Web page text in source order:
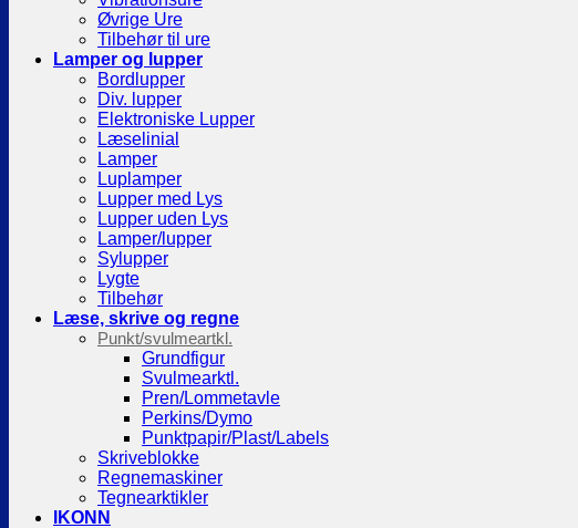
Øvrige Ure
Tilbehør til ure
Lamper og lupper
Bordlupper
Div. lupper
Elektroniske Lupper
Læselinial
Lamper
Luplamper
Lupper med Lys
Lupper uden Lys
Lamper/lupper
Sylupper
Lygte
Tilbehør
Læse, skrive og regne
Punkt/svulmeartkl.
Grundfigur
Svulmearktl.
Pren/Lommetavle
Perkins/Dymo
Punktpapir/Plast/Labels
Skriveblokke
Regnemaskiner
Tegnearktikler
IKONN